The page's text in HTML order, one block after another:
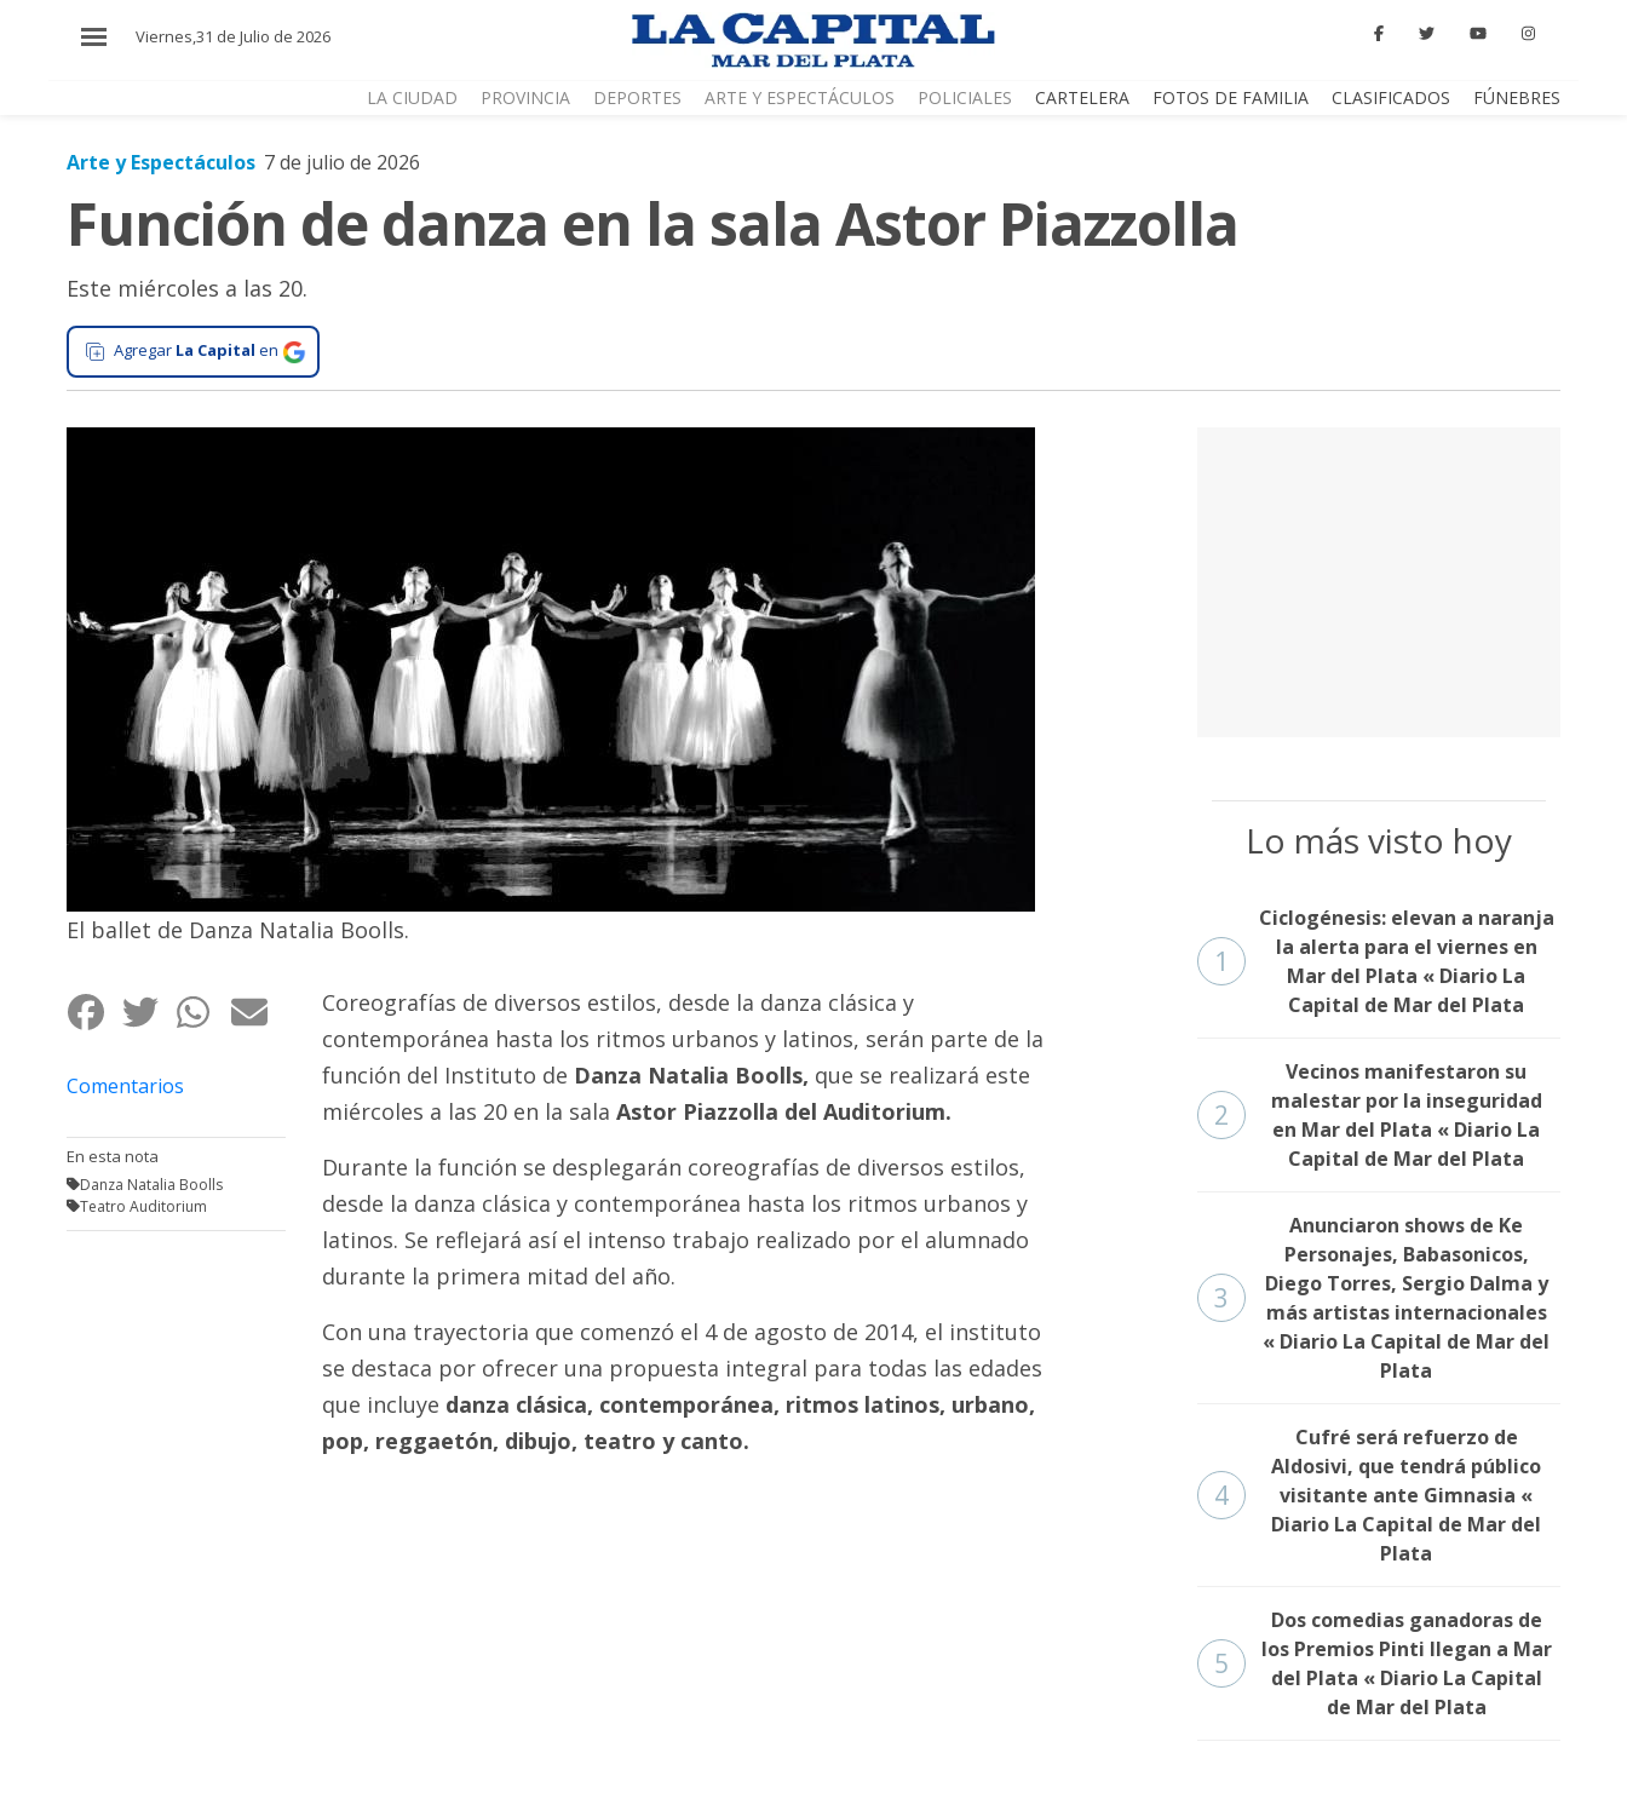
Viernes,31 de Julio de 2026
LA CIUDAD PROVINCIA DEPORTES ARTE Y ESPECTÁCULOS POLICIALES CARTELERA FOTOS DE FAMILIA CLASIFICADOS FÚNEBRES
Cultura
Cartelera
Familia
Fúnebres
Arte y Espectáculos 7 de julio de 2026
Función de danza en la sala Astor Piazzolla
Este miércoles a las 20.
Agregar La Capital en
El ballet de Danza Natalia Boolls.
Comentarios
En esta nota
Danza Natalia Boolls
Teatro Auditorium
Coreografías de diversos estilos, desde la danza clásica y
contemporánea hasta los ritmos urbanos y latinos, serán parte de la
función del Instituto de Danza Natalia Boolls, que se realizará este
miércoles a las 20 en la sala Astor Piazzolla del Auditorium.
Durante la función se desplegarán coreografías de diversos estilos,
desde la danza clásica y contemporánea hasta los ritmos urbanos y
latinos. Se reflejará así el intenso trabajo realizado por el alumnado
durante la primera mitad del año.
Con una trayectoria que comenzó el 4 de agosto de 2014, el instituto
se destaca por ofrecer una propuesta integral para todas las edades
que incluye danza clásica, contemporánea, ritmos latinos, urbano,
pop, reggaetón, dibujo, teatro y canto.
Lo más visto hoy
1
Ciclogénesis: elevan a naranja
la alerta para el viernes en
Mar del Plata « Diario La
Capital de Mar del Plata
2
Vecinos manifestaron su
malestar por la inseguridad
en Mar del Plata « Diario La
Capital de Mar del Plata
3
Anunciaron shows de Ke
Personajes, Babasonicos,
Diego Torres, Sergio Dalma y
más artistas internacionales
« Diario La Capital de Mar del
Plata
4
Cufré será refuerzo de
Aldosivi, que tendrá público
visitante ante Gimnasia «
Diario La Capital de Mar del
Plata
5
Dos comedias ganadoras de
los Premios Pinti llegan a Mar
del Plata « Diario La Capital
de Mar del Plata